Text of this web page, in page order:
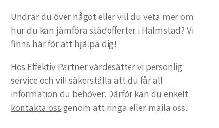
Undrar du över något eller vill du veta mer om
hur du kan jämföra städofferter i Halmstad? Vi
finns här för att hjälpa dig!
Hos Effektiv Partner värdesätter vi personlig
service och vill säkerställa att du får all
information du behöver. Därför kan du enkelt
kontakta oss genom att ringa eller maila oss.